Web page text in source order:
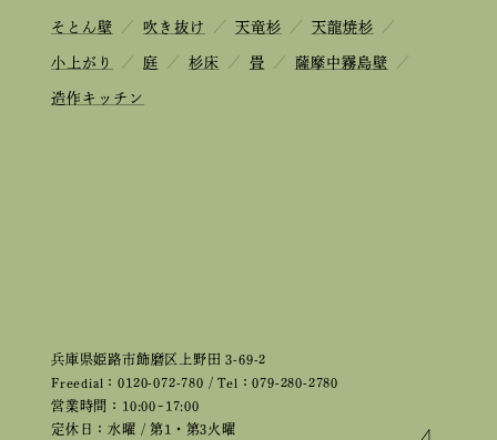
兵庫県姫路市飾磨区上野田 3-69-2
Freedial：0120-072-780 / Tel：079-280-2780
営業時間：10:00~17:00
定休日：水曜 / 第1・第3火曜
そとん壁 ／ 吹き抜け ／ 天竜杉 ／ 天龍焼杉 ／
小上がり ／ 庭 ／ 杉床 ／ 畳 ／ 薩摩中霧島壁 ／
造作キッチン